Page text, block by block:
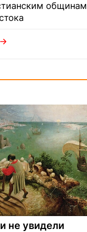
общинам
не увидели